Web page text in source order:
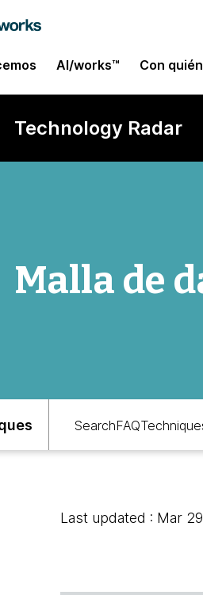
AI/works™ Con
Technology Radar
Malla de
SearchFAQ
Last updated : Mar